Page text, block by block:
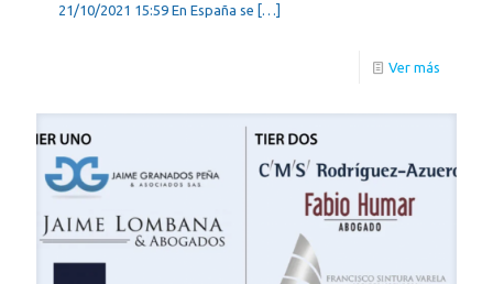
21/10/2021 15:59 En España se […]
Ver más